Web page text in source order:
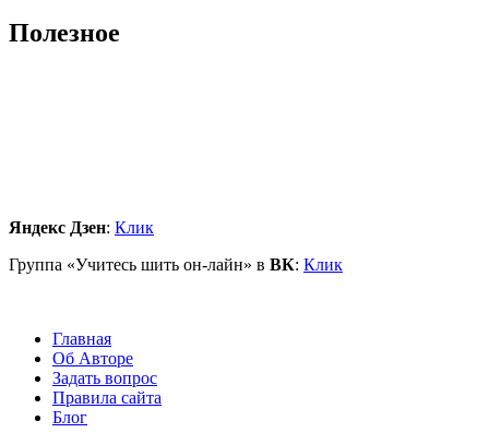
Полезное
Яндекс Дзен: Клик
Группа «Учитесь шить он-лайн» в ВК: Клик
Главная
Об Авторе
Задать вопрос
Правила сайта
Блог